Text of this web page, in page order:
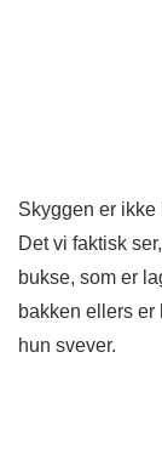
Skyggen er ikke
Det vi faktisk
bukse, som er
bakken ellers er
hun svever.